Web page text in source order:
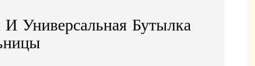
И Универсальная Бутылка